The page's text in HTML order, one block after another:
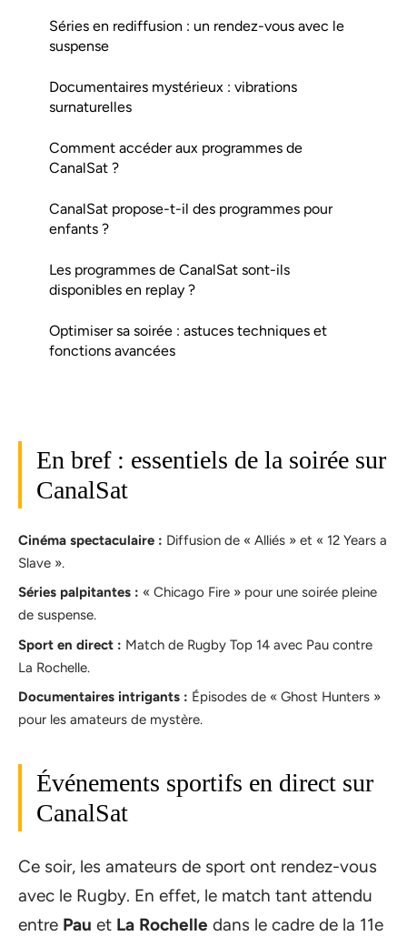
Séries en rediffusion : un rendez-vous avec le
suspense
Documentaires mystérieux : vibrations
surnaturelles
Comment accéder aux programmes de
CanalSat ?
CanalSat propose-t-il des programmes pour
enfants ?
Les programmes de CanalSat sont-ils
disponibles en replay ?
Optimiser sa soirée : astuces techniques et
fonctions avancées
En bref : essentiels de la soirée sur
CanalSat
Cinéma spectaculaire : Diffusion de « Alliés » et « 12 Years a
Slave ».
Séries palpitantes : « Chicago Fire » pour une soirée pleine
de suspense.
Sport en direct : Match de Rugby Top 14 avec Pau contre
La Rochelle.
Documentaires intrigants : Épisodes de « Ghost Hunters »
pour les amateurs de mystère.
Événements sportifs en direct sur
CanalSat
Ce soir, les amateurs de sport ont rendez-vous
avec le Rugby. En effet, le match tant attendu
entre Pau et La Rochelle dans le cadre de la 11e